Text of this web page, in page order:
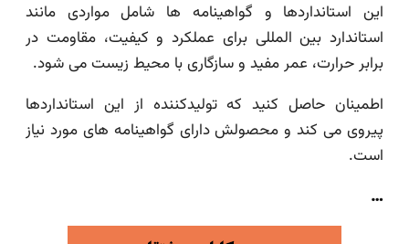
این استانداردها و گواهینامه ها شامل مواردی مانند
استاندارد بین المللی برای عملکرد و کیفیت، مقاومت در
برابر حرارت، عمر مفید و سازگاری با محیط زیست می شود.
اطمینان حاصل کنید که تولیدکننده از این استانداردها
پیروی می کند و محصولش دارای گواهینامه های مورد نیاز
است.